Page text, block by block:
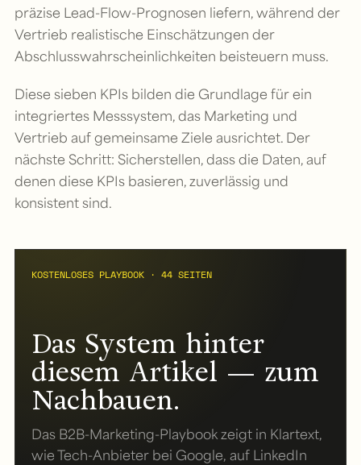
präzise Lead-Flow-Prognosen liefern, während der
Vertrieb realistische Einschätzungen der
Abschlusswahrscheinlichkeiten beisteuern muss.
Diese sieben KPIs bilden die Grundlage für ein
integriertes Messsystem, das Marketing und
Vertrieb auf gemeinsame Ziele ausrichtet. Der
nächste Schritt: Sicherstellen, dass die Daten, auf
denen diese KPIs basieren, zuverlässig und
konsistent sind.
KOSTENLOSES PLAYBOOK · 44 SEITEN
Das System hinter
diesem Artikel — zum
Nachbauen.
Das B2B-Marketing-Playbook zeigt in Klartext,
wie Tech-Anbieter bei Google, auf LinkedIn